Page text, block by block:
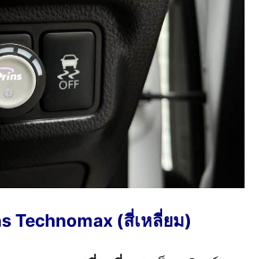
Technomax (สี่เหลี่ยม)